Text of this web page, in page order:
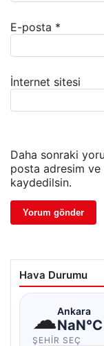
E-posta *
İnternet sitesi
Daha sonraki
posta adresim ve
kaydedilsin.
Hava Durumu
☁Ankara
NaN°C
ŞEHIR SEÇ